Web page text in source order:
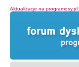
Aktualizacje na programosy.pl: